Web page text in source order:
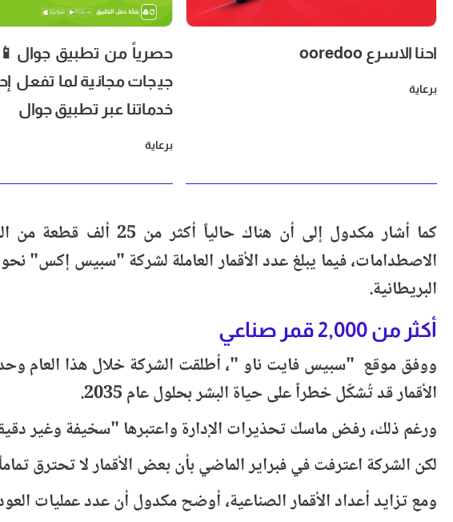
احنا الاسرع ooredoo
برعاية
حصرياً من تطبيق
جيجات مجانية لما تفعل
خدماتنا عبر تطبيق جوال
برعاية
كما أشار مكدول إلى
البريطانية.
أكثر من 2,000 قمر صناعي
الأقمار قد تُشكّل خطراً على حياة البشر بحلول عام 2035.
ورغم ذلك، رفض ماسك تحذيرات الإدارة واعتبرها "سخيفة وغير
لكن الشركة اعترفت في فبراير الماضي بأن بعض الأقمار لا تحترق
ومع تزايد أعداد الأقمار الصناعية، أوضح مكدول أن عدد عمليات